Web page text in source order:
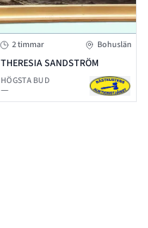
2 timmar Bohuslän
THERESIA SANDSTRÖM
HÖGSTA BUD
—